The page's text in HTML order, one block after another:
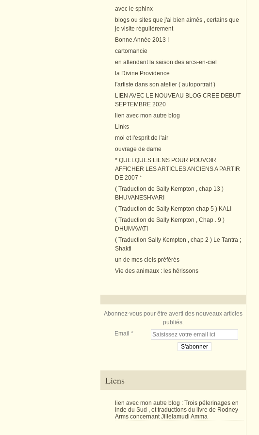
avec le sphinx
blogs ou sites que j'ai bien aimés , certains que
je visite régulièrement
Bonne Année 2013 !
cartomancie
en attendant la saison des arcs-en-ciel
la Divine Providence
l'artiste dans son atelier ( autoportrait )
LIEN AVEC LE NOUVEAU BLOG CREE DEBUT
SEPTEMBRE 2020
lien avec mon autre blog
Links
moi et l'esprit de l'air
ouvrage de dame
* QUELQUES LIENS POUR POUVOIR
AFFICHER LES ARTICLES ANCIENS A PARTIR
DE 2007 *
( Traduction de Sally Kempton , chap 13 )
BHUVANESHVARI
( Traduction de Sally Kempton chap 5 ) KALI
( Traduction de Sally Kempton , Chap . 9 )
DHUMAVATI
( Traduction Sally Kempton , chap 2 ) Le Tantra ;
Shakti
un de mes ciels préférés
Vie des animaux : les hérissons
Abonnez-vous pour être averti des nouveaux articles
publiés.
Email
Liens
lien avec mon autre blog : Trois pélerinages en
Inde du Sud , et traductions du livre de Rodney
Arms concernant Jillelamudi Amma